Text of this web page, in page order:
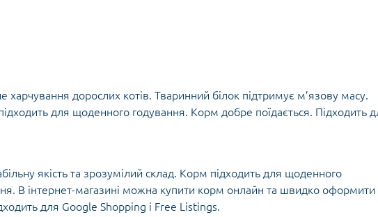
харчування дорослих котів. Тваринний білок підтримує м’язову масу.
для щоденного годування. Корм добре поїдається. Підходить
якість та зрозумілий склад. Корм підходить для щоденного
В інтернет-магазині можна купити корм онлайн та швидко оформити
для Google Shopping і Free Listings.